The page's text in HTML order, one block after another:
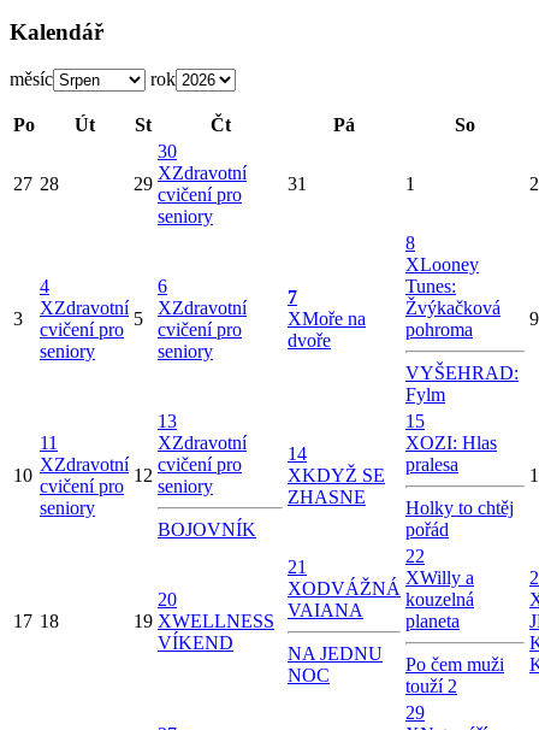
Kalendář
měsíc rok
Po Út St Čt Pá So
27 28 29
30
XZdravotní
cvičení pro
seniory
31 1 2
3
4
XZdravotní
cvičení pro
seniory
5
6
XZdravotní
cvičení pro
seniory
7
XMoře na
dvoře
8
XLooney
Tunes:
Žvýkačková
pohroma
VYŠEHRAD:
Fylm
9
10
11
XZdravotní
cvičení pro
seniory
12
13
XZdravotní
cvičení pro
seniory
BOJOVNÍK
14
XKDYŽ SE
ZHASNE
15
XOZI: Hlas
pralesa
Holky to chtěj
pořád
17 18 19
20
XWELLNESS
VÍKEND
21
XODVÁŽNÁ
VAIANA
NA JEDNU
NOC
22
XWilly a
kouzelná
planeta
Po čem muži
touží 2
29